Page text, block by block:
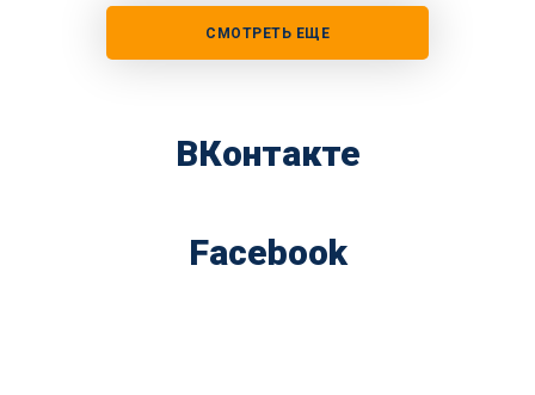
СМОТРЕТЬ ЕЩЕ
ВКонтакте
Facebook